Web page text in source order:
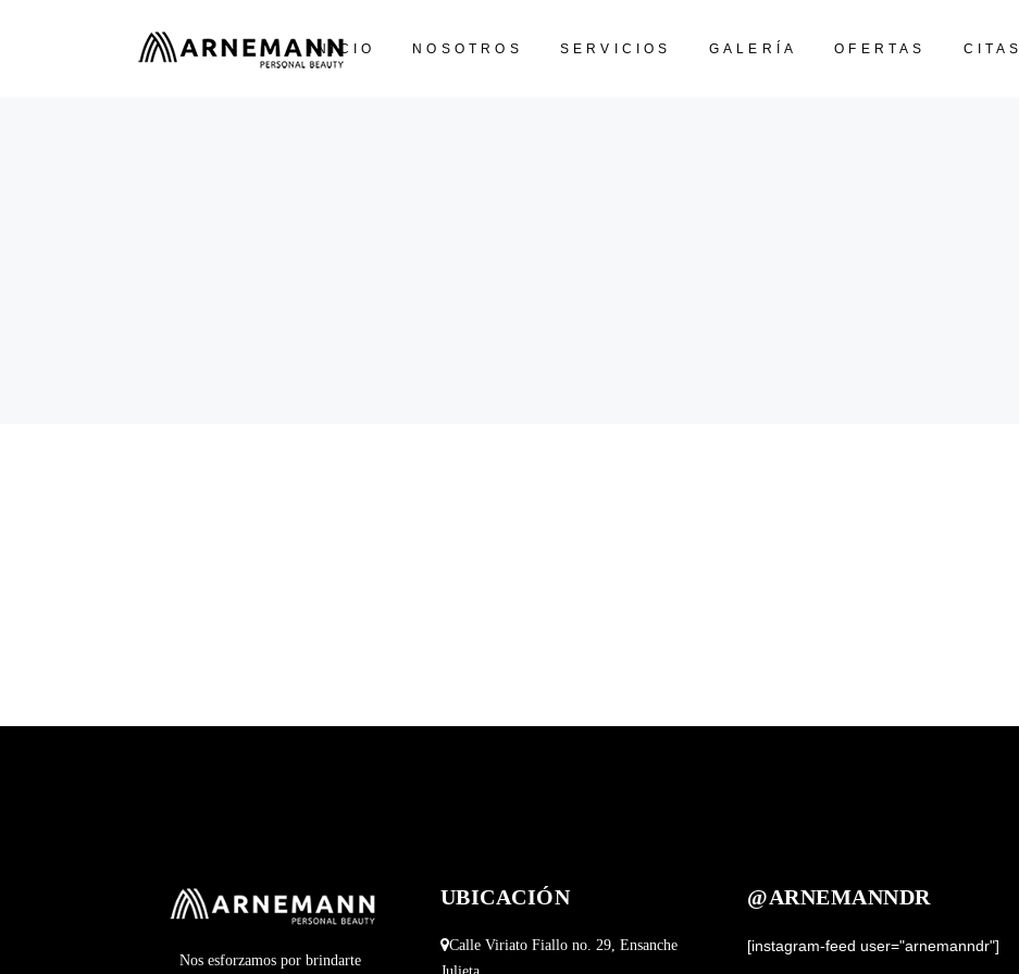
INICIO NOSOTROS SERVICIOS GALERÍA OFERTAS CITAS
Nos esforzamos por brindarte
UBICACIÓN
Calle Viriato Fiallo no. 29, Ensanche
@ARNEMANNDR
[instagram-feed user="arnemanndr"]